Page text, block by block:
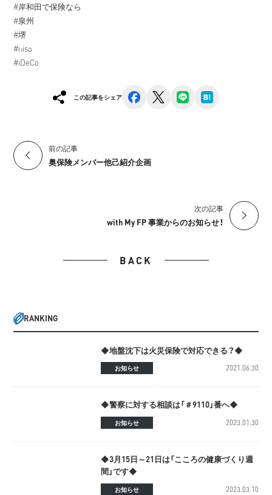
#岸和田で保険なら
#泉州
#堺
#nisa
#iDeCo
この記事をシェア facebook line
前の記事
奥保険メンバー他己紹介企画
次の記事
with My FP 事業からのお知らせ！
BACK
RANKING
◆地盤沈下は火災保険で対応できる？◆
お知らせ 2021.06.30
◆警察に対する相談は「＃9110」番へ◆
お知らせ 2023.01.30
◆3月15日～21日は「こころの健康づくり週
間」です◆
お知らせ 2023.03.10